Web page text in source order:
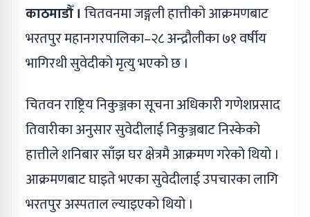
काठमाडौँ । चितवनमा जङ्गली हात्तीको आक्रमणबाट
भरतपुर महानगरपालिका–२८ अन्द्रौलीका ७१ वर्षीय
भागिरथी सुवेदीको मृत्यु भएको छ ।
चितवन राष्ट्रिय निकुञ्जका सूचना अधिकारी गणेशप्रसाद
तिवारीका अनुसार सुवेदीलाई निकुञ्जबाट निस्केको
हात्तीले शनिबार साँझ घर क्षेत्रमै आक्रमण गरेको थियो ।
आक्रमणबाट घाइते भएका सुवेदीलाई उपचारका लागि
भरतपुर अस्पताल ल्याइएको थियो ।